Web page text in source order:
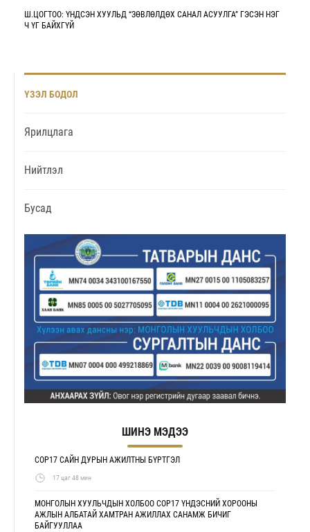
Ш.ЦОГТОО: ҮНДСЭН ХУУЛЬД “ЗӨВЛӨЛДӨХ САНАЛ АСУУЛГА” ГЭСЭН НЭГ
Ч ҮГ БАЙХГҮЙ
ҮЗЭЛ БОДОЛ
Ярилцлага
Нийтлэл
Бусад
ШИНЭ МЭДЭЭ
COP17 САЙН ДУРЫН АЖИЛТНЫ БҮРТГЭЛ
17 цаг 48 мин
МОНГОЛЫН ХУУЛЬЧДЫН ХОЛБОО COP17 ҮНДЭСНИЙ ХОРООНЫ
АЖЛЫН АЛБАТАЙ ХАМТРАН АЖИЛЛАХ САНАМЖ БИЧИГ
БАЙГУУЛЛАА